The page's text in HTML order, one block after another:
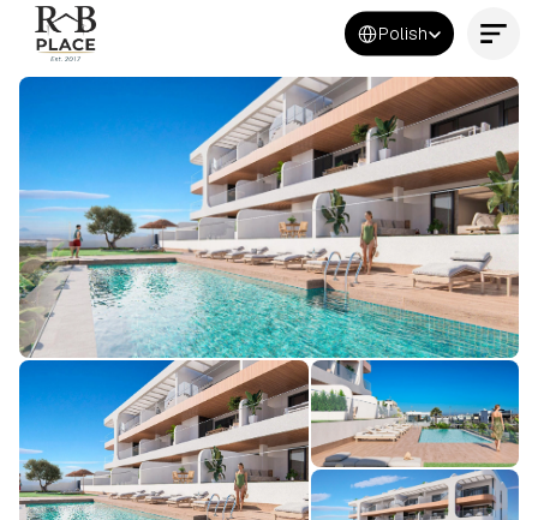
Select Language
Polish
Kontakt